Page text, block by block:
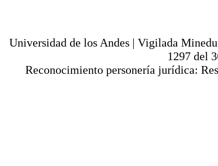
Universidad de los Andes | Vigilada
1297 del
Reconocimiento personería jurídica: